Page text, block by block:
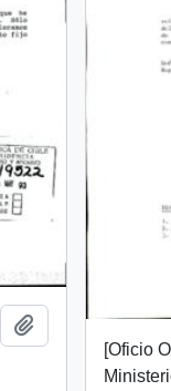
[Oficio
Añadir al